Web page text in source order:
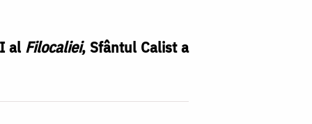
al Filocaliei, Sfântul Calist a